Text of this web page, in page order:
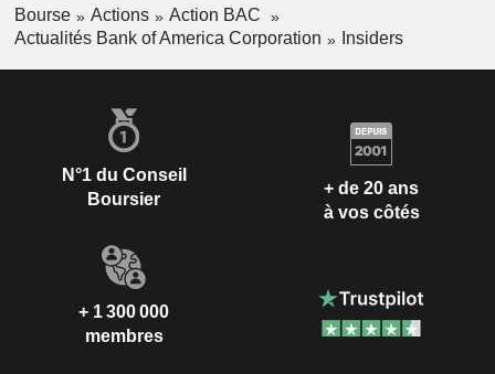
Bourse Actions
Action BAC
Actualités Bank of America Corporation
Insiders
N°1 du Conseil
Boursier
+ de 20 ans
à vos côtés
+ 1 300 000
membres